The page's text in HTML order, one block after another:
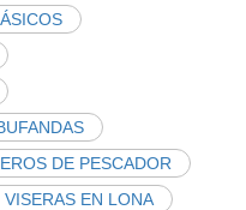
DE PESCADOR
VISERAS EN LONA